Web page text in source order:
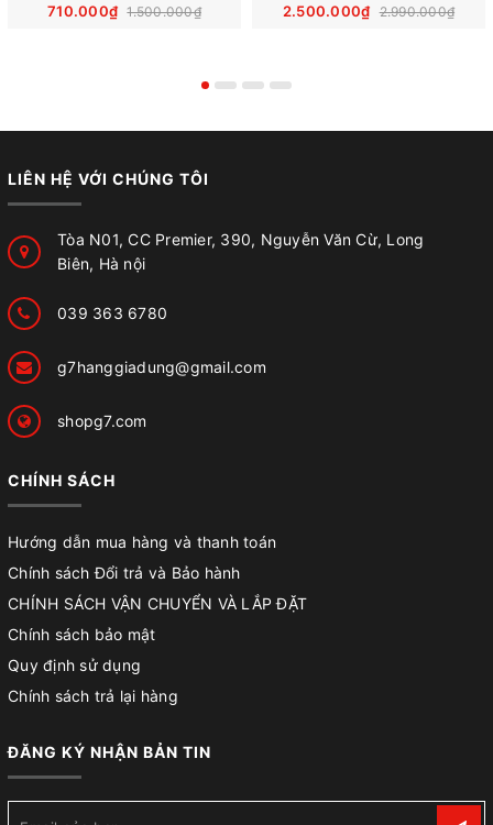
710.000₫ 1.500.000₫
2.500.000₫ 2.990.000₫
LIÊN HỆ VỚI CHÚNG TÔI
Tòa N01, CC Premier, 390, Nguyễn Văn Cừ, Long
Biên, Hà nội
039 363 6780
g7hanggiadung@gmail.com
shopg7.com
CHÍNH SÁCH
Hướng dẫn mua hàng và thanh toán
Chính sách Đổi trả và Bảo hành
CHÍNH SÁCH VẬN CHUYỂN VÀ LẮP ĐẶT
Chính sách bảo mật
Quy định sử dụng
Chính sách trả lại hàng
ĐĂNG KÝ NHẬN BẢN TIN